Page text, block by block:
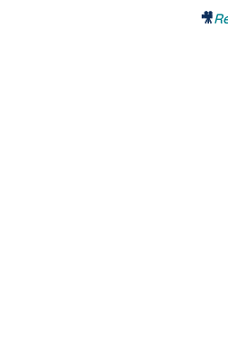
🎥